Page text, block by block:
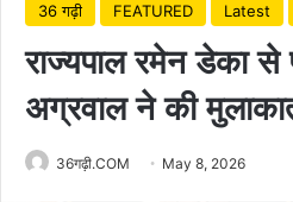
36 गढ़ी FEATURED Latest
राज्यपाल रमेन डेका से
अग्रवाल ने की
36गढ़ी.COM May 8, 2026